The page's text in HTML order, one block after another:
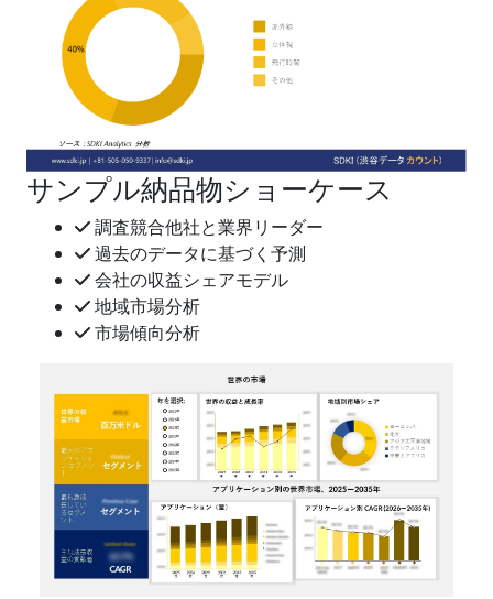
サンプル納品物ショーケース
調査競合他社と業界リーダー
過去のデータに基づく予測
会社の収益シェアモデル
地域市場分析
市場傾向分析